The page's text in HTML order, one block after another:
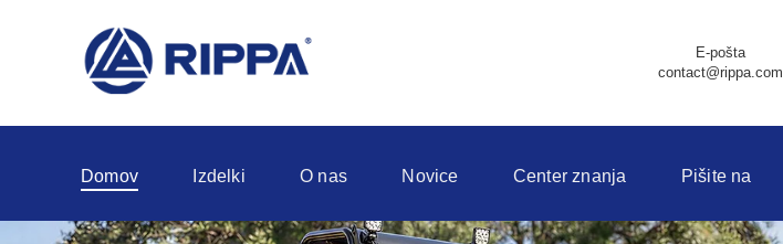
E-pošta
contact@rippa.com
Domov Izdelki O nas Novice Center znanja Pišite na